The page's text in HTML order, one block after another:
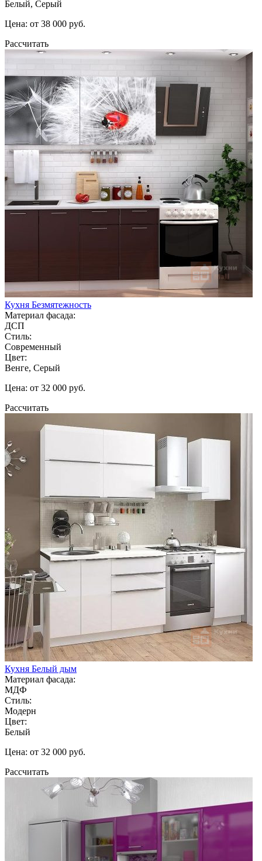
Белый, Серый
Цена: от 38 000 руб.
Рассчитать
Кухня Безмятежность
Материал фасада:
ДСП
Стиль:
Современный
Цвет:
Венге, Серый
Цена: от 32 000 руб.
Рассчитать
Кухня Белый дым
Материал фасада:
МДФ
Стиль:
Модерн
Цвет:
Белый
Цена: от 32 000 руб.
Рассчитать